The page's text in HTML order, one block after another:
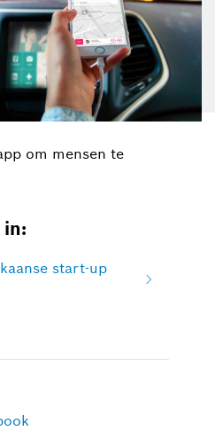
om mensen te
start-up